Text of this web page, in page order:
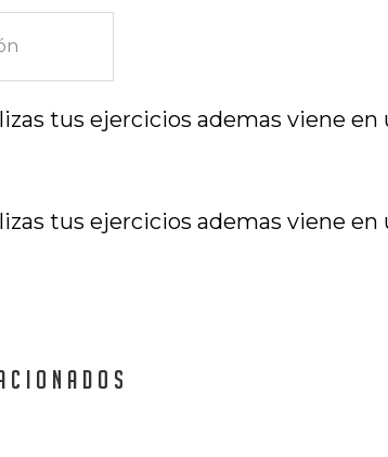
tus ejercicios ademas viene
tus ejercicios ademas viene